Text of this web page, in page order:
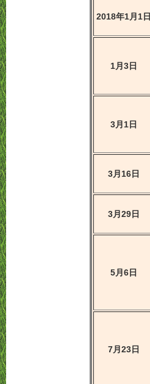
2018年1月1日
1月3日
3月1日
3月16日
3月29日
5月6日
7月23日